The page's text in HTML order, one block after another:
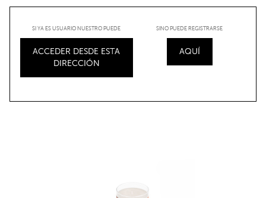
SI YA ES USUARIO NUESTRO PUEDE
ACCEDER DESDE ESTA
DIRECCIÓN
SINO PUEDE REGISTRARSE
AQUÍ